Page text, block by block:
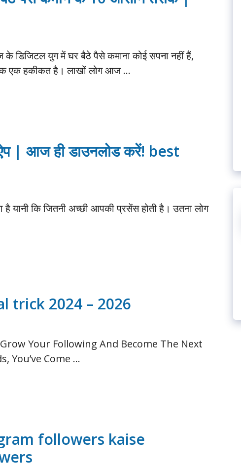
डिजिटल युग में घर बैठे पैसे कमाना कोई सपना नहीं हैं,
एक हकीकत है। लाखों लोग आज …
ऐप | आज ही डाउनलोड करें! best
है यानी कि जितनी अच्छी आपकी प्रसेंस होती है। उतना लोग
trick 2024 – 2026
Your Following And Become The Next
You’ve Come …
followers kaise